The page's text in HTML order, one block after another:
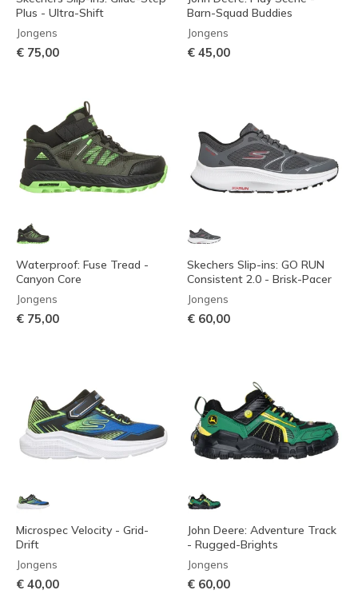
Plus - Ultra-Shift
Jongens
€ 75,00
Barn-Squad Buddies
Jongens
€ 45,00
Waterproof: Fuse Tread -
Canyon Core
Jongens
€ 75,00
Skechers Slip-ins: GO RUN
Consistent 2.0 - Brisk-Pacer
Jongens
€ 60,00
Microspec Velocity - Grid-
Drift
Jongens
€ 40,00
John Deere: Adventure Track
- Rugged-Brights
Jongens
€ 60,00